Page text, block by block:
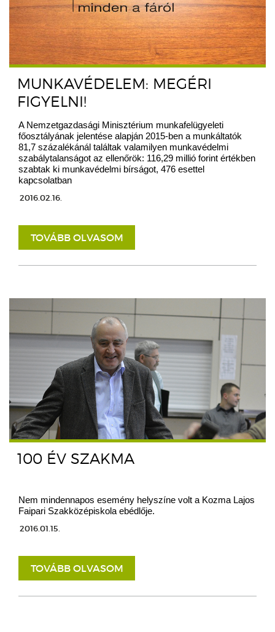
MUNKAVÉDELEM: MEGÉRI
FIGYELNI!
A Nemzetgazdasági Minisztérium munkafelügyeleti
főosztályának jelentése alapján 2015-ben a munkáltatók
81,7 százalékánál találtak valamilyen munkavédelmi
szabálytalanságot az ellenőrök: 116,29 millió forint értékben
szabtak ki munkavédelmi bírságot, 476 esettel
kapcsolatban
2016.02.16.
TOVÁBB OLVASOM
100 ÉV SZAKMA
Nem mindennapos esemény helyszíne volt a Kozma Lajos
Faipari Szakközépiskola ebédlője.
2016.01.15.
TOVÁBB OLVASOM